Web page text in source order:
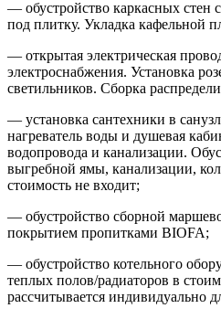
— обустройство каркасных стен
под плитку. Укладка кафельной
— открытая электрическая
электроснабжения. Установка
светильников. Сборка
— установка сантехники в
нагреватель воды и душевая
водопровода и канализации.
выгребной ямы, канализации,
стоимость не входит;
— обустройство сборной
покрытием пропитками BIOFA;
— обустройство котельного
теплых полов/радиаторов в
рассчитывается индивидуально